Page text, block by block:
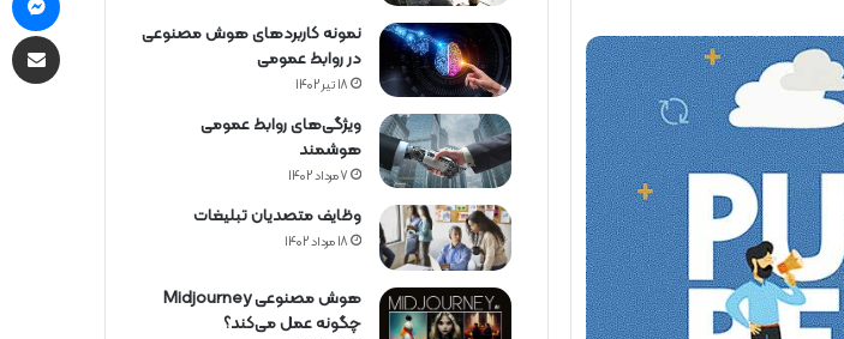
نمونه کاربردهای هوش مصنوعی
در روابط عمومی
18 تیر 1402
ویژگی‌های روابط عمومی
هوشمند
7 مرداد 1402
وظایف متصدیان تبلیغات
18 مرداد 1402
هوش مصنوعی Midjourney
چگونه عمل می‌کند؟